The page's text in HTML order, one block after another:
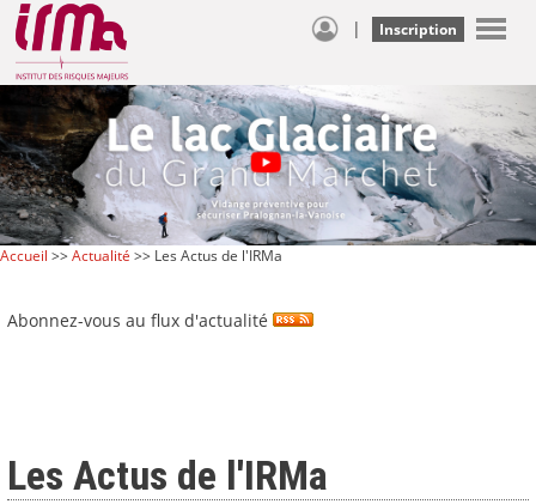
| Inscription
Accueil >>Actualité >> Les Actus de l'IRMa
Abonnez-vous au flux d'actualité
Les Actus de l'IRMa